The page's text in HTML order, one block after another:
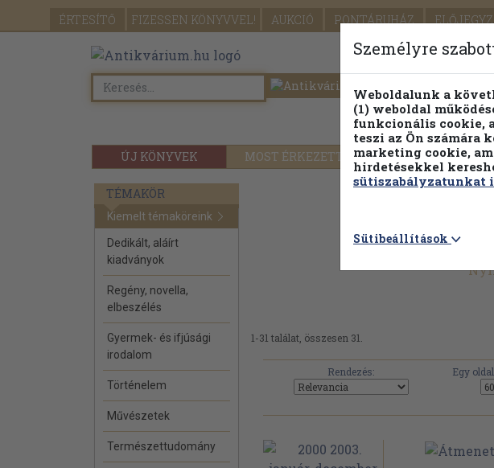
ÉRTESÍTŐ FIZESSEN KÖNYVVEL! AUKCIÓ PONTÁRUHÁZ
ÚJ KÖNYVEK MOST ÉRKEZETT PILLANATNYI
TÉMAKÖR
Kiemelt témaköreink
Dedikált, aláírt
kiadványok
Regény, novella,
elbeszélés
Gyermek- és ifjúsági
irodalom
Történelem
Művészetek
Természettudomány
1-31 találat, összesen 31.
Rendezés:
Egy
Személyre
Weboldalunk a
(1) weboldal
funkcionális cookie,
teszi az Ön számára
marketing cookie,
hirdetésekkel
sütiszabályzatunkat
Sütibeállítások